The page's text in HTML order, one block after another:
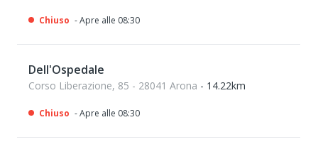
Chiuso - Apre alle 08:30
Dell'Ospedale
Corso Liberazione, 85 - 28041 Arona - 14.22km
Chiuso - Apre alle 08:30